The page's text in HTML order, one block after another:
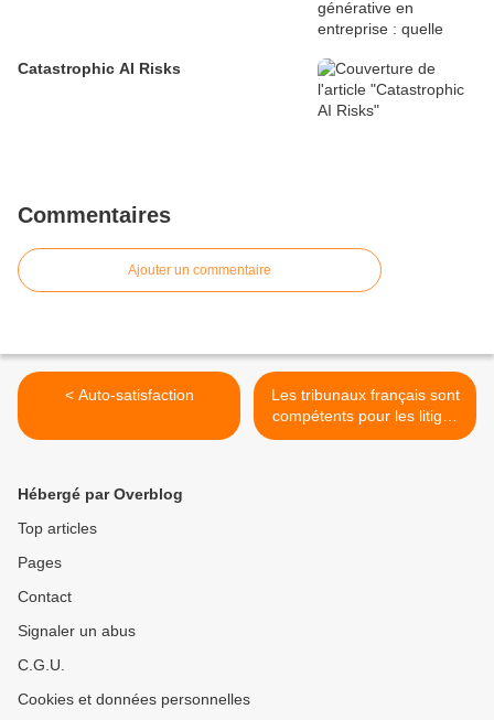
Catastrophic AI Risks
Commentaires
Ajouter un commentaire
< Auto-satisfaction
Les tribunaux français sont
compétents pour les litiges
Facebook >
Hébergé par Overblog
Top articles
Pages
Contact
Signaler un abus
C.G.U.
Cookies et données personnelles